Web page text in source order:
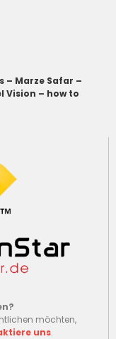
– Marze Safar –
Vision – how to
möchten,
uns.